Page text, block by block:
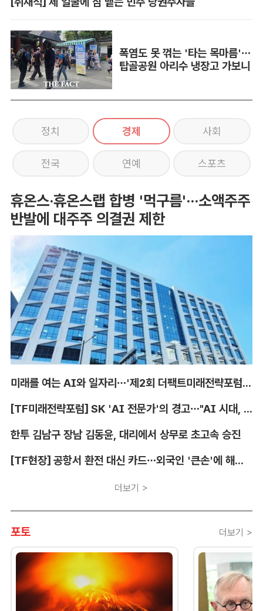
폭염도 못 꺾는 '타는 목마름'…
탑골공원 아리수 냉장고 가보니
정치 경제 사회
전국 연예 스포츠
휴온스·휴온스랩 합병 '먹구름'···소액주주
반발에 대주주 의결권 제한
미래를 여는 AI와 일자리…'제2회 더팩트미래전략포럼' 참가 신청
[TF미래전략포럼] SK 'AI 전문가'의 경고…"AI 시대, 인재 격차 더 커진다"
한투 김남구 장남 김동윤, 대리에서 상무로 초고속 승진
[TF현장] 공항서 환전 대신 카드…외국인 '큰손'에 해외카드 매입 시장 쑥
더보기 >
포토 더보기 >